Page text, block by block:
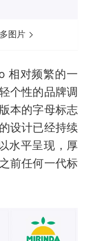
图片
相对频繁的一
个性的品牌调
本的字母标志
设计已经持续
水平呈现，厚
前任何一代标